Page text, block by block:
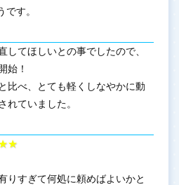
す。
してほしいとの事でしたので、
始！
比べ、とても軽くしなやかに動
れていました。
りすぎて何処に頼めばよいかと